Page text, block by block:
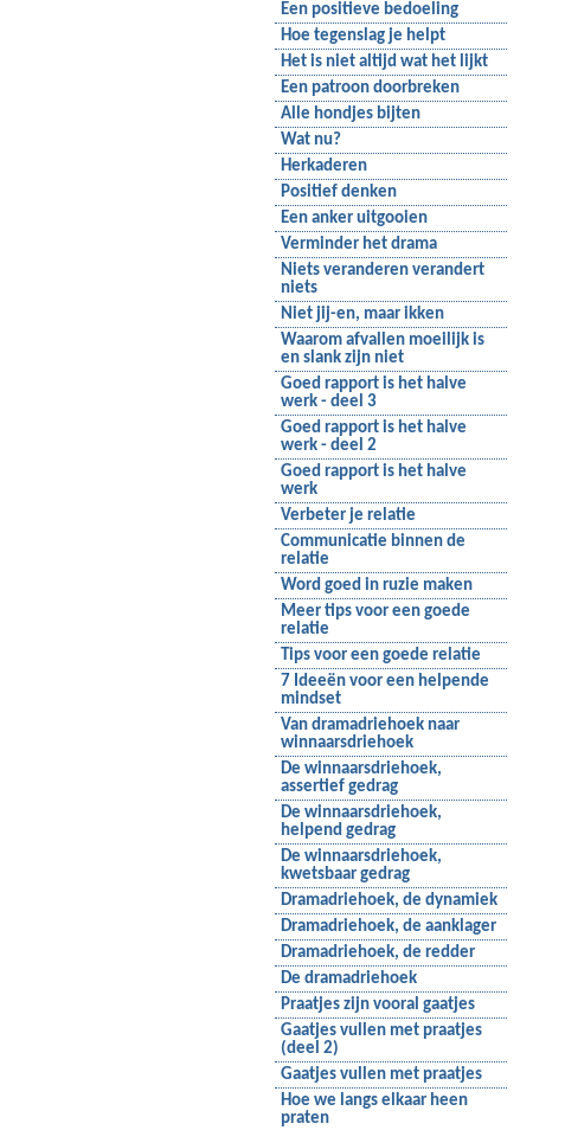
Een positieve bedoeling
Hoe tegenslag je helpt
Het is niet altijd wat het lijkt
Een patroon doorbreken
Alle hondjes bijten
Wat nu?
Herkaderen
Positief denken
Een anker uitgooien
Verminder het drama
Niets veranderen verandert
niets
Niet jij-en, maar ikken
Waarom afvallen moeilijk is
en slank zijn niet
Goed rapport is het halve
werk - deel 3
Goed rapport is het halve
werk - deel 2
Goed rapport is het halve
werk
Verbeter je relatie
Communicatie binnen de
relatie
Word goed in ruzie maken
Meer tips voor een goede
relatie
Tips voor een goede relatie
7 Ideeën voor een helpende
mindset
Van dramadriehoek naar
winnaarsdriehoek
De winnaarsdriehoek,
assertief gedrag
De winnaarsdriehoek,
helpend gedrag
De winnaarsdriehoek,
kwetsbaar gedrag
Dramadriehoek, de dynamiek
Dramadriehoek, de aanklager
Dramadriehoek, de redder
De dramadriehoek
Praatjes zijn vooral gaatjes
Gaatjes vullen met praatjes
(deel 2)
Gaatjes vullen met praatjes
Hoe we langs elkaar heen
praten